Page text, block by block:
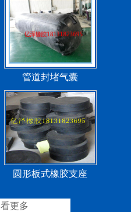
管道封堵气囊
圆形板式橡胶支座
更多